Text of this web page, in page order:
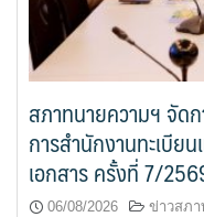
สภาทนายความฯ จัด
การสำนักงานทะเบีย
เอกสาร ครั้งที่ 7/
06/08/2026 ข่าวสภ